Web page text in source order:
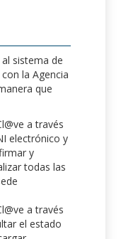
sistema de
la Agencia
que
a través
electrónico y
y
todas las
a través
el estado